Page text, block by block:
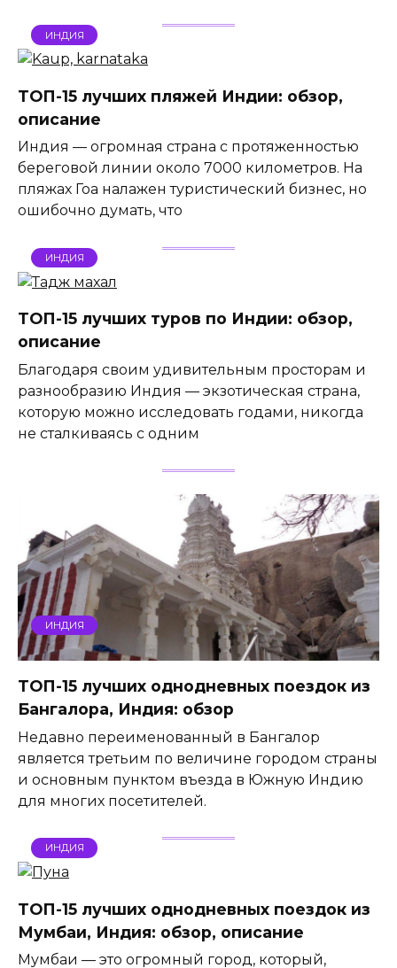
ИНДИЯ
ТОП-15 лучших пляжей Индии: обзор,
описание
Индия — огромная страна с протяженностью
береговой линии около 7000 километров. На
пляжах Гоа налажен туристический бизнес, но
ошибочно думать, что
ИНДИЯ
ТОП-15 лучших туров по Индии: обзор,
описание
Благодаря своим удивительным просторам и
разнообразию Индия — экзотическая страна,
которую можно исследовать годами, никогда
не сталкиваясь с одним
ИНДИЯ
ТОП-15 лучших однодневных поездок из
Бангалора, Индия: обзор
Недавно переименованный в Бангалор
является третьим по величине городом страны
и основным пунктом въезда в Южную Индию
для многих посетителей.
ИНДИЯ
ТОП-15 лучших однодневных поездок из
Мумбаи, Индия: обзор, описание
Мумбаи — это огромный город, который,